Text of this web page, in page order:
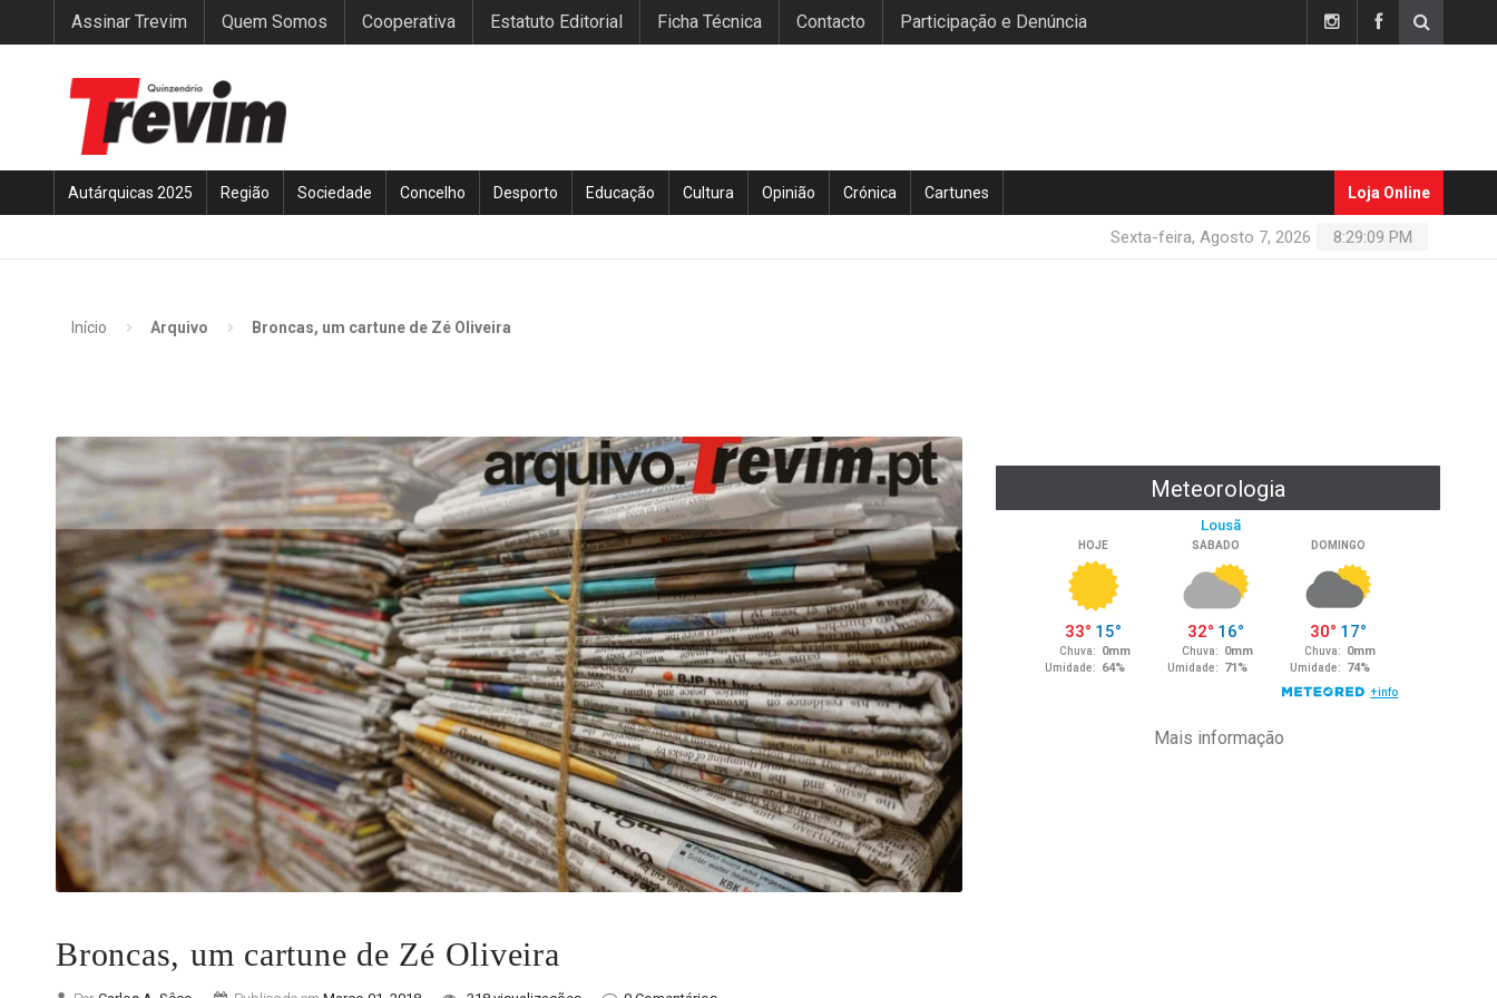
Assinar Trevim Quem Somos Cooperativa Estatuto Editorial Ficha Técnica Contacto Participação e Denúncia
Autárquicas 2025 Região Sociedade Concelho Desporto Educação Cultura Opinião Crónica Cartunes Loja Online
8:29:10 PM
Sexta-feira, Agosto 7, 2026
Início Arquivo Broncas, um cartune de Zé Oliveira
Broncas, um cartune de Zé Oliveira
Meteorologia
Mais informação